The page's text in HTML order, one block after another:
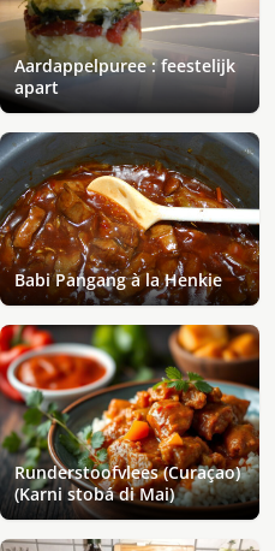
Aardappelpuree : feestelijk
apart
Babi Pangang à la Henkie
Runderstoofvlees (Curaçao)
(Karni stobá di Mai)